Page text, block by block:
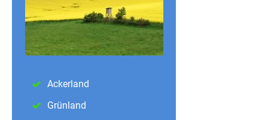
Ackerland
Grünland